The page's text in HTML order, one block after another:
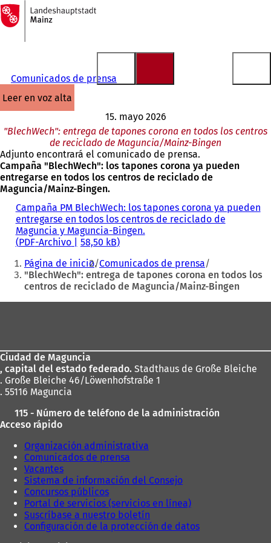
Saltar al contenido
A
la
página
Comunicados de prensa
leer en voz alta
15. mayo 2026
"BlechWech": entrega de tapones corona en todos los centros
de reciclado de Maguncia/Mainz-Bingen
Adjunto encontrará el comunicado de prensa.
Campaña "BlechWech": los tapones corona ya pueden
entregarse en todos los centros de reciclado de
Maguncia/Mainz-Bingen.
Campaña PM BlechWech: los tapones corona ya pueden
entregarse en todos los centros de reciclado de
Maguncia y Maguncia-Bingen.
PDF-Archivo 58,50 kB
Estás
aquí:
Página de inicio Comunicados de prensa
"BlechWech": entrega de tapones corona en todos los
centros de reciclado de Maguncia/Mainz-Bingen
pies
Ciudad de Maguncia
, capital del estado federado. Stadthaus de Große Bleiche
. Große Bleiche 46/Löwenhofstraße 1
. 55116 Maguncia
115 - Número de teléfono de la administración
Acceso rápido
Organización administrativa
Comunicados de prensa
Vacantes
Sistema de información del Consejo
Concursos públicos
Portal de servicios (servicios en línea)
Suscríbase a nuestro boletín
Configuración de la protección de datos